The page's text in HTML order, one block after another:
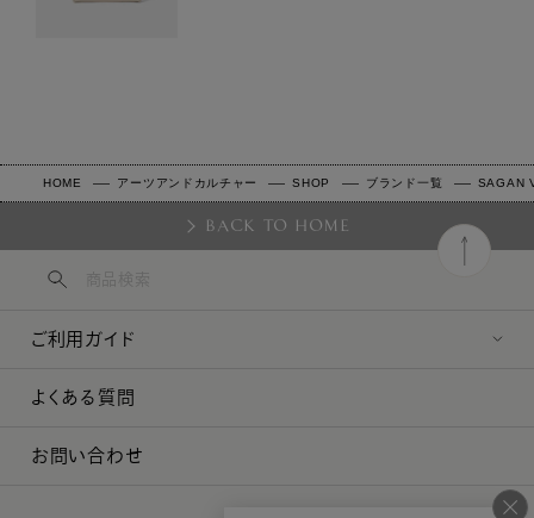
HOME アーツアンドカルチャー SHOP ブランド一覧 SAGAN
BACK TO HOME
ご利用ガイド
よくある質問
お問い合わせ